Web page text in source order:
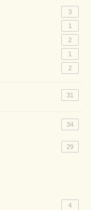
3
1
2
1
2
31
34
29
4